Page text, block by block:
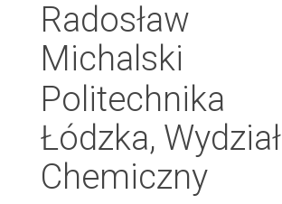
Radosław
Michalski
Politechnika
Łódzka, Wydział
Chemiczny